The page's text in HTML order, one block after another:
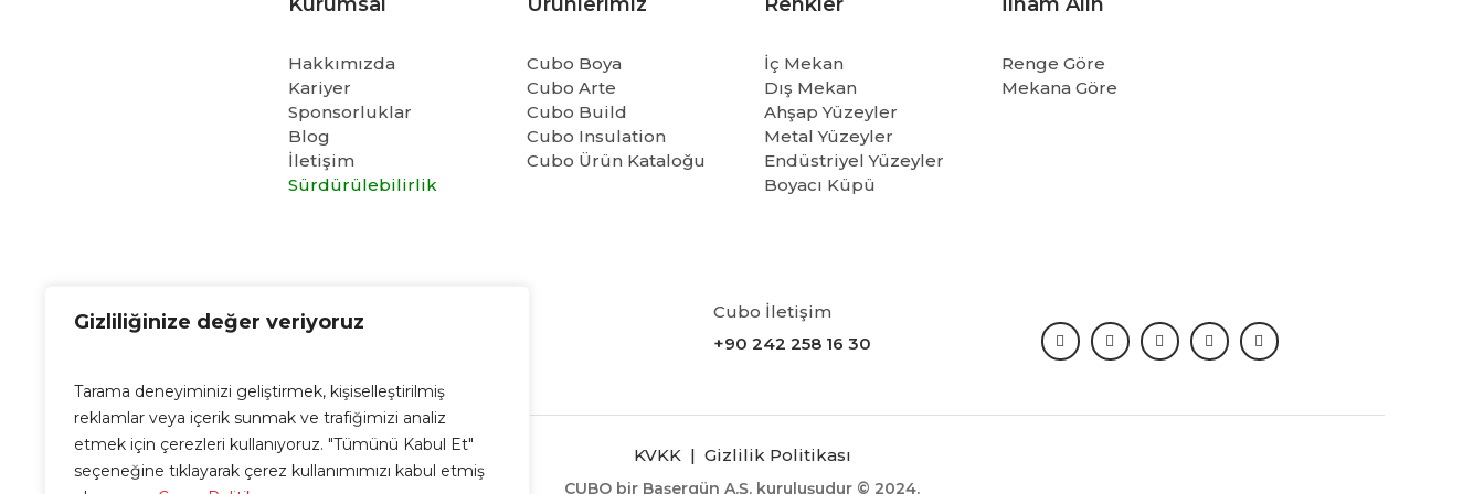
Gizliliğinize değer veriyoruz
Tarama deneyiminizi geliştirmek, kişiselleştirilmiş
reklamlar veya içerik sunmak ve trafiğimizi analiz
etmek için çerezleri kullanıyoruz. "Tümünü Kabul Et"
seçeneğine tıklayarak çerez kullanımımızı kabul etmiş
Hakkımızda
Kariyer
Sponsorluklar
Blog
İletişim
Sürdürülebilirlik
Cubo Boya
Cubo Arte
Cubo Build
Cubo Insulation
Cubo Ürün Kataloğu
İç Mekan
Dış Mekan
Ahşap Yüzeyler
Metal Yüzeyler
Endüstriyel Yüzeyler
Boyacı Küpü
Renge Göre
Mekana Göre
Cubo İletişim
+90 242 258 16 30
KVKK | Gizlilik Politikası
CUBO bir Başergün A.Ş. kuruluşudur © 2024.